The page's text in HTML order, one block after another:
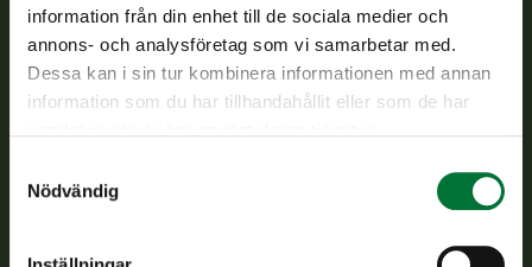
information från din enhet till de sociala medier och
annons- och analysföretag som vi samarbetar med.
Dessa kan i sin tur kombinera informationen med annan
information som du har tillhandahållit eller som de har
Nödvändig
Finlands viltcentral
Finlands viltcentral främjar en hållbar vilthushållning, stöder
jaktvårdsföreningarnas verksamhet, ser till att viltpolitiken
Om oss